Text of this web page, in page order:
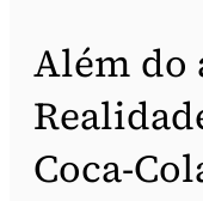
Além do
Coca-